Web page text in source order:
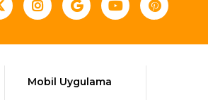
Mobil Uygulama